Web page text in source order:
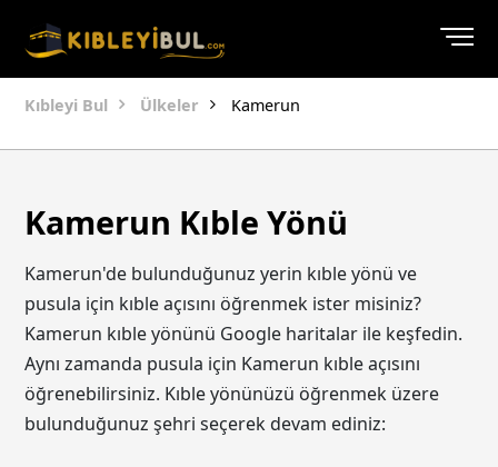
Kıbleyi Bul Ülkeler Kamerun
Kamerun Kıble Yönü
Kamerun'de bulunduğunuz yerin kıble yönü ve
pusula için kıble açısını öğrenmek ister misiniz?
Kamerun kıble yönünü Google haritalar ile keşfedin.
Aynı zamanda pusula için Kamerun kıble açısını
öğrenebilirsiniz. Kıble yönünüzü öğrenmek üzere
bulunduğunuz şehri seçerek devam ediniz: